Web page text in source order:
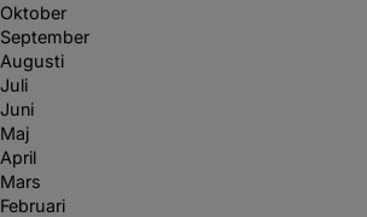
Oktober
September
Augusti
Juli
Juni
Maj
April
Mars
Februari